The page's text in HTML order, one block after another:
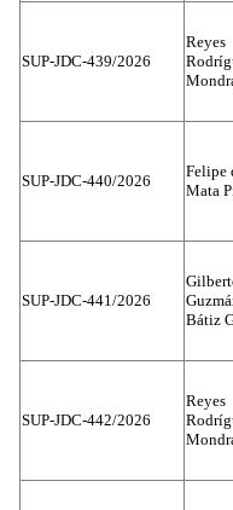
SUP-JDC-439/2026
Reyes
SUP-JDC-440/2026
Felipe
Mata
SUP-JDC-441/2026
Bátiz
SUP-JDC-442/2026
Reyes